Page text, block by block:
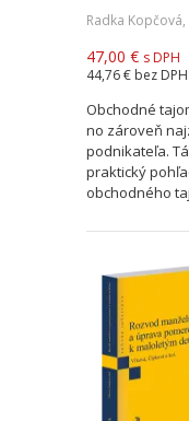
Radka Kopčová,
47,00 € s DPH
44,76 € bez DPH
Obchodné
no zároveň
podnikateľa.
praktický
obchodného